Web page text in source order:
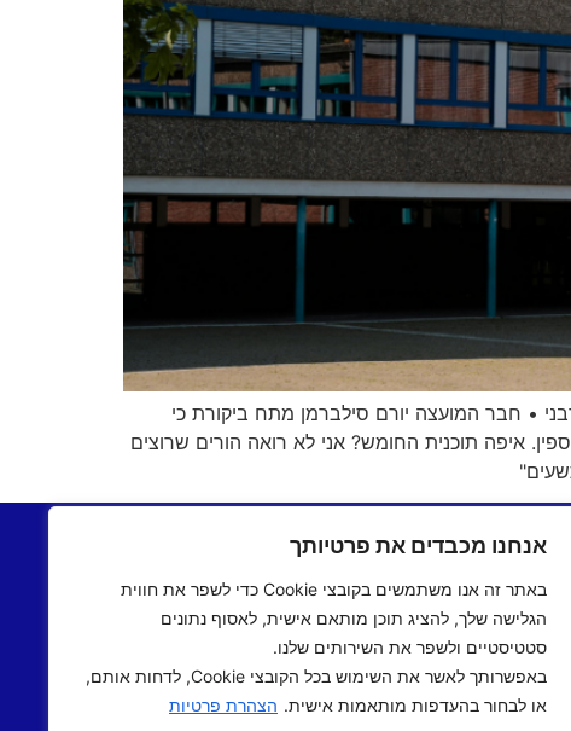
אנחנו מכבדים את פרטיותך
באתר זה אנו משתמשים בקובצי Cookie כדי לשפר את חווית
הגלישה שלך, להציג תוכן מותאם אישית, לאסוף נתונים
סטטיסטיים ולשפר את השירותים שלנו.
באפשרותך לאשר את השימוש בכל הקובצי Cookie, לדחות אותם,
או לבחור בהעדפות מותאמות אישית. הצהרת פרטיות
2027 ברחוב האשיזף סמוך לפארק האורבני • חבר המועצה יורם סילברמן מתח ביקורת כי
איפה תוכנית החומש? אני לא רואה הורים שרוצים
בתשעים
בתשעים
שישי
שישי אישי
ים תיכוני
קלאב שואו
יצירת קשר
מדיניות פרטיות
הצהרת נגישות